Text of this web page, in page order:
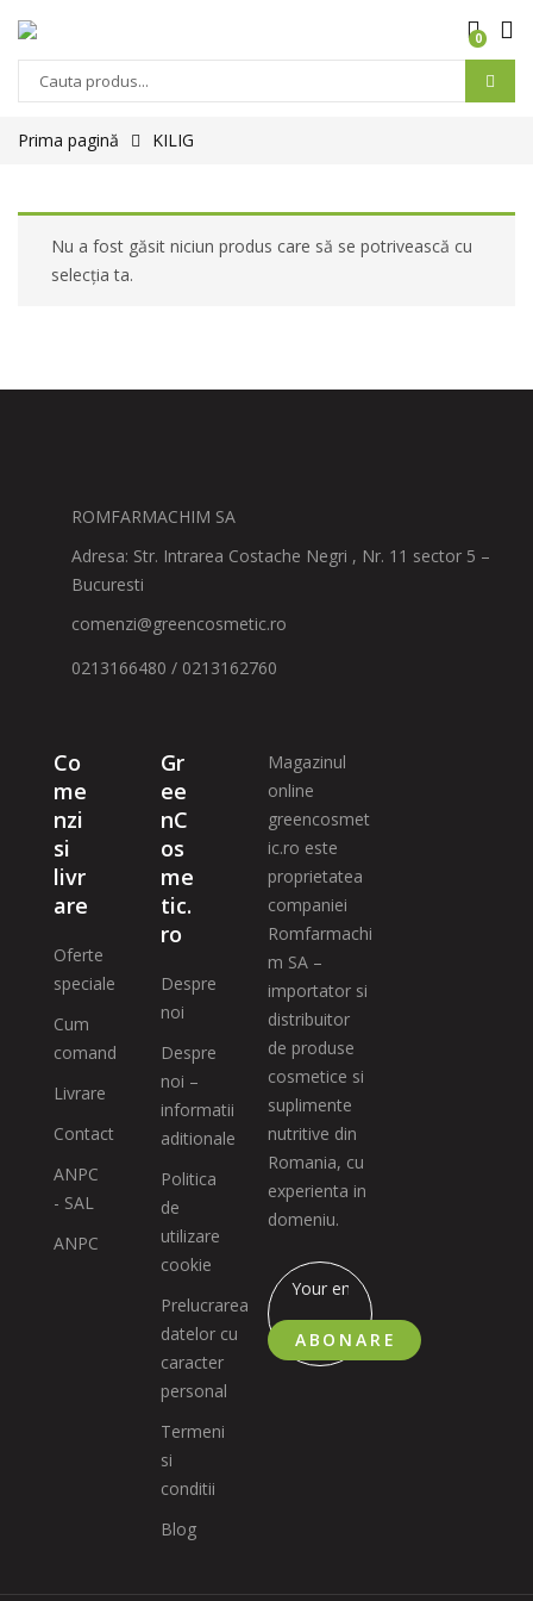
0
Prima pagină KILIG
Nu a fost găsit niciun produs care să se potrivească cu
selecția ta.
ROMFARMACHIM SA
Adresa: Str. Intrarea Costache Negri , Nr. 11 sector 5 –
Bucuresti
comenzi@greencosmetic.ro
0213166480 / 0213162760
Co
me
nzi
si
livr
are
Oferte
speciale
Cum
comand
Livrare
Contact
ANPC
- SAL
ANPC
Gr
ee
nC
os
me
tic.
ro
Despre
noi
Despre
noi –
informatii
aditionale
Politica
de
utilizare
cookie
Prelucrarea
datelor cu
caracter
personal
Termeni
si
conditii
Blog
Magazinul
online
greencosmet
ic.ro este
proprietatea
companiei
Romfarmachi
m SA –
importator si
distribuitor
de produse
cosmetice si
suplimente
nutritive din
Romania, cu
experienta in
domeniu.
ABONARE